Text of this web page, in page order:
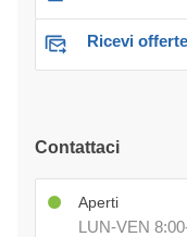
Ricevi
Contattaci
Aperti
LUN-VEN